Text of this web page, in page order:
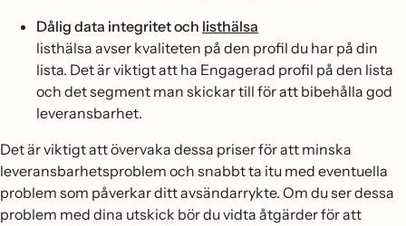
Dålig data integritet och listhälsa
listhälsa avser kvaliteten på den profil du har på din
lista. Det är viktigt att ha Engagerad profil på den lista
och det segment man skickar till för att bibehålla god
leveransbarhet.
Det är viktigt att övervaka dessa priser för att minska
leveransbarhetsproblem och snabbt ta itu med eventuella
problem som påverkar ditt avsändarrykte. Om du ser dessa
problem med dina utskick bör du vidta åtgärder för att